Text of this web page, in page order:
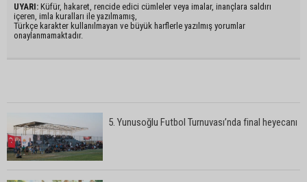
UYARI: Küfür, hakaret, rencide edici cümleler veya imalar, inançlara saldırı
içeren, imla kuralları ile yazılmamış,
Türkçe karakter kullanılmayan ve büyük harflerle yazılmış yorumlar
onaylanmamaktadır.
5. Yunusoğlu Futbol Turnuvası’nda final heyecanı